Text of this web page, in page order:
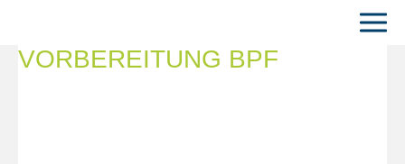
VORBEREITUNG BPF